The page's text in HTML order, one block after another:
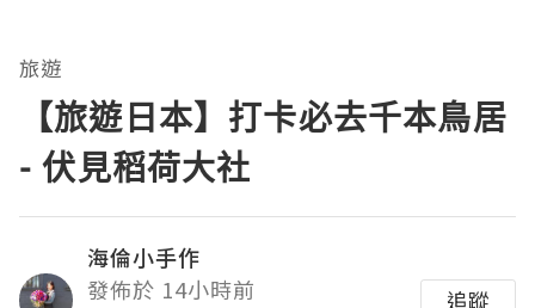
旅遊
【旅遊日本】打卡必去千本鳥居
- 伏見稻荷大社
海倫小手作
發佈於 14小時前
追蹤